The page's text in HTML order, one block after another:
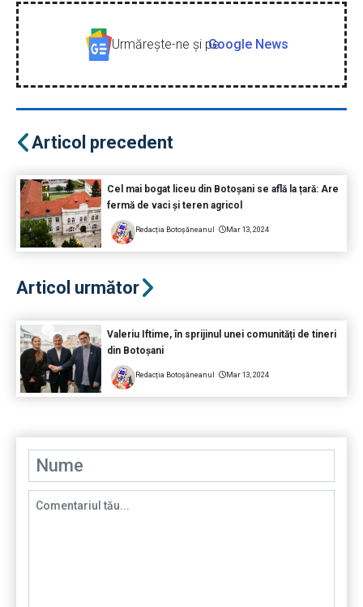
Urmăreşte-ne şi peGoogle News
Articol precedent
Cel mai bogat liceu din Botoșani se află la țară: Are
fermă de vaci și teren agricol
Redacția Botoșăneanul Mar 13, 2024
Articol următor
Valeriu Iftime, în sprijinul unei comunități de tineri
din Botoșani
Redacția Botoșăneanul Mar 13, 2024